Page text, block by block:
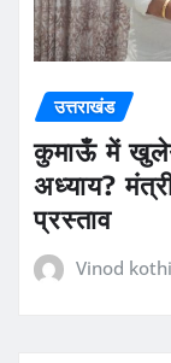
उत्तराखंड
कुमाऊँ में
अध्याय?
प्रस्ताव
Vinod